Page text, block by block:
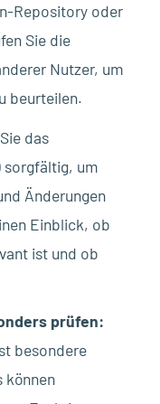
Repository oder
Sie die
Nutzer, um
beurteilen.
das
sorgfältig, um
Änderungen
Einblick, ob
ist und ob
prüfen:
besondere
können